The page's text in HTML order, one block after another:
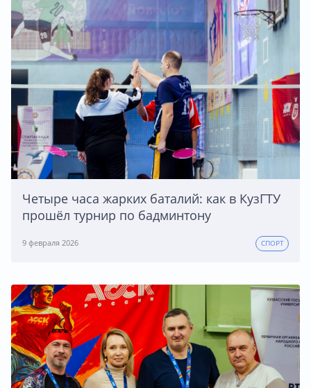
Четыре часа жарких баталий: как в КузГТУ
прошёл турнир по бадминтону
9 февраля 2026 СПОРТ